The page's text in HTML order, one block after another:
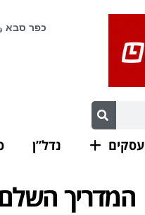
עסקים נדל”ן
המדריך השלם